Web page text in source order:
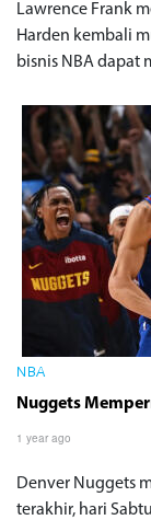
Lawrence Frank
Harden kembali
bisnis NBA dapat
NBA
Nuggets
1 year ago
Denver Nuggets
terakhir, hari